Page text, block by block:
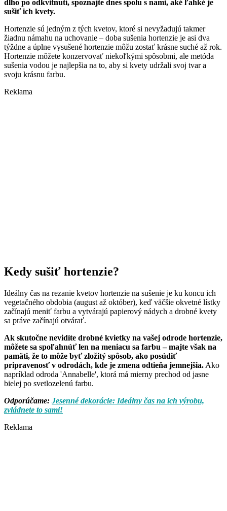
dlho po odkvitnutí, spoznajte dnes spolu s nami, aké ľahké je
sušiť ich kvety.
Hortenzie sú jedným z tých kvetov, ktoré si nevyžadujú takmer
žiadnu námahu na uchovanie – doba sušenia hortenzie je asi dva
týždne a úplne vysušené hortenzie môžu zostať krásne suché až rok.
Hortenzie môžete konzervovať niekoľkými spôsobmi, ale metóda
sušenia vodou je najlepšia na to, aby si kvety udržali svoj tvar a
svoju krásnu farbu.
Reklama
Kedy sušiť hortenzie?
Ideálny čas na rezanie kvetov hortenzie na sušenie je ku koncu ich
vegetačného obdobia (august až október), keď väčšie okvetné lístky
začínajú meniť farbu a vytvárajú papierový nádych a drobné kvety
sa práve začínajú otvárať.
Ak skutočne nevidíte drobné kvietky na vašej odrode hortenzie,
môžete sa spoľahnúť len na meniacu sa farbu – majte však na
pamäti, že to môže byť zložitý spôsob, ako posúdiť
pripravenosť v odrodách, kde je zmena odtieňa jemnejšia. Ako
napríklad odroda 'Annabelle', ktorá má mierny prechod od jasne
bielej po svetlozelenú farbu.
Odporúčame: Jesenné dekorácie: Ideálny čas na ich výrobu,
zvládnete to sami!
Reklama